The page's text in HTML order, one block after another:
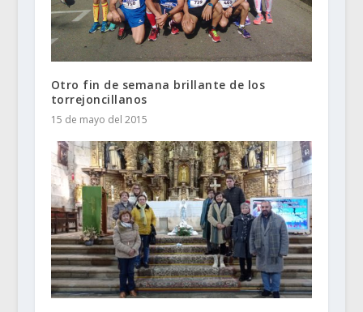
Otro fin de semana brillante de los
torrejoncillanos
15 de mayo del 2015